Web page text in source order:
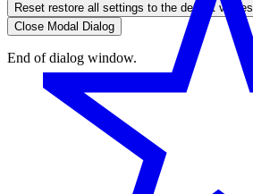
Reset restore all settings to the default values
Close Modal Dialog
End of dialog window.